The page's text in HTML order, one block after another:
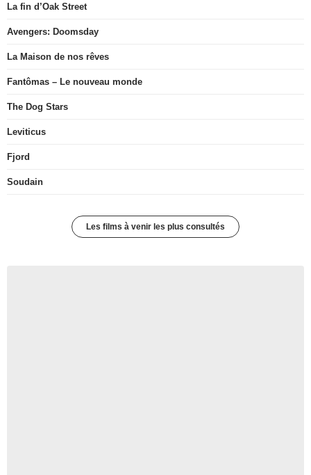
La fin d’Oak Street
Avengers: Doomsday
La Maison de nos rêves
Fantômas – Le nouveau monde
The Dog Stars
Leviticus
Fjord
Soudain
Les films à venir les plus consultés